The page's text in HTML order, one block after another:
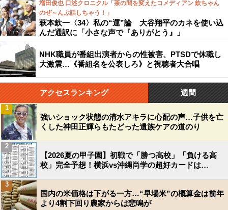
増田俊也 口述クロニクル「茶の間を変えたコメディアン 欽ちゃん
のぜ～んぶ話しちゃう！」
萩本欽一〈34〉私の“運”論 大谷翔平のカネを使い込
んだ通訳に「小さな声で『ありがとう』」
NHK職員が番組出演者からの性被害、PTSDで休職し
大激震…《番組名を公表しろ》と視聴者大合唱
アクセスランキング 週間
強いショック状態の清水アキラに心配の声…子供を亡
くした神田正輝らもたどった遺族ケアの道のり
1
【2026夏の甲子園】初戦で「勝つ高校」「負ける高
校」完全予想！横浜vs沖縄尚学の超好カードは…
2
国内の米価格は下がる一方…“早場米”の概算金は前年
より4割下回り農家からは悲鳴が
3